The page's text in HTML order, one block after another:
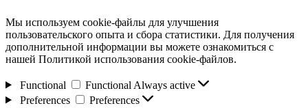
Мы используем cookie-файлы для улучшения
пользовательского опыта и сбора статистики. Для получения
дополнительной информации вы можете ознакомиться с
нашей Политикой использования cookie-файлов.
Functional Functional Always active
Preferences
Preferences